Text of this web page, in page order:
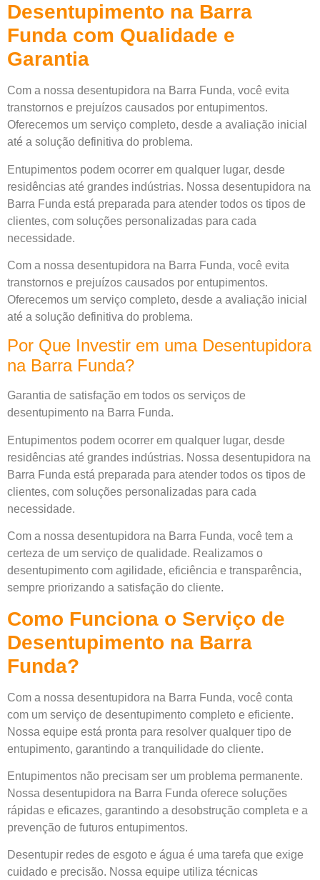
Desentupimento na Barra
Funda com Qualidade e
Garantia
Com a nossa desentupidora na Barra Funda, você evita
transtornos e prejuízos causados por entupimentos.
Oferecemos um serviço completo, desde a avaliação inicial
até a solução definitiva do problema.
Entupimentos podem ocorrer em qualquer lugar, desde
residências até grandes indústrias. Nossa desentupidora na
Barra Funda está preparada para atender todos os tipos de
clientes, com soluções personalizadas para cada
necessidade.
Com a nossa desentupidora na Barra Funda, você evita
transtornos e prejuízos causados por entupimentos.
Oferecemos um serviço completo, desde a avaliação inicial
até a solução definitiva do problema.
Por Que Investir em uma Desentupidora
na Barra Funda?
Garantia de satisfação em todos os serviços de
desentupimento na Barra Funda.
Entupimentos podem ocorrer em qualquer lugar, desde
residências até grandes indústrias. Nossa desentupidora na
Barra Funda está preparada para atender todos os tipos de
clientes, com soluções personalizadas para cada
necessidade.
Com a nossa desentupidora na Barra Funda, você tem a
certeza de um serviço de qualidade. Realizamos o
desentupimento com agilidade, eficiência e transparência,
sempre priorizando a satisfação do cliente.
Como Funciona o Serviço de
Desentupimento na Barra
Funda?
Com a nossa desentupidora na Barra Funda, você conta
com um serviço de desentupimento completo e eficiente.
Nossa equipe está pronta para resolver qualquer tipo de
entupimento, garantindo a tranquilidade do cliente.
Entupimentos não precisam ser um problema permanente.
Nossa desentupidora na Barra Funda oferece soluções
rápidas e eficazes, garantindo a desobstrução completa e a
prevenção de futuros entupimentos.
Desentupir redes de esgoto e água é uma tarefa que exige
cuidado e precisão. Nossa equipe utiliza técnicas